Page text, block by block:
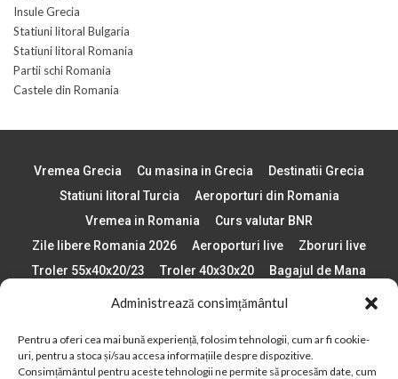
Administrează consimțământul
Pentru a oferi cea mai bună experiență, folosim tehnologii, cum ar fi cookie-
uri, pentru a stoca și/sau accesa informațiile despre dispozitive.
Consimțământul pentru aceste tehnologii ne permite să procesăm date, cum
Insule Grecia
Statiuni litoral Bulgaria
Statiuni litoral Romania
Partii schi Romania
Castele din Romania
Vremea Grecia Cu masina in Grecia
Destinatii Grecia
Statiuni litoral Turcia
Aeroporturi din Romania
Vremea in Romania
Curs valutar BNR
Zile libere Romania 2026
Aeroporturi live
Zboruri live
Troler 55x40x20/23
Troler 40x30x20
Bagajul de Mana
Paste 2026
Cele mai bune telefoane
Plaje din Europa
Concerte Romania 2025
Asigurare de calatorie
Când se schimba ora în 2026